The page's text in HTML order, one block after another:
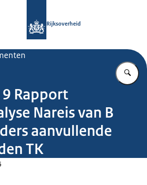
Rijksoverheid
Rapport
Nareis van B
aanvullende
TK